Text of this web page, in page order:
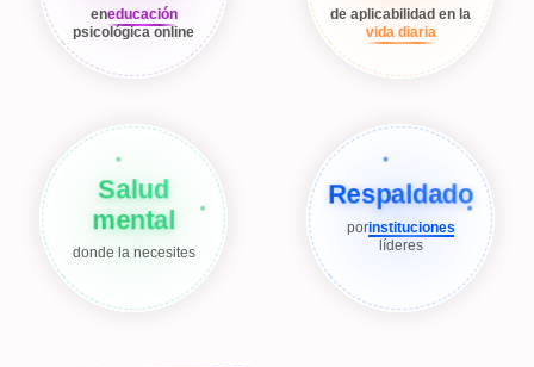
eneducación
psicológica online
de aplicabilidad en la
vida diaria
Salud
mental
donde la necesites
Respaldado
porinstituciones
líderes